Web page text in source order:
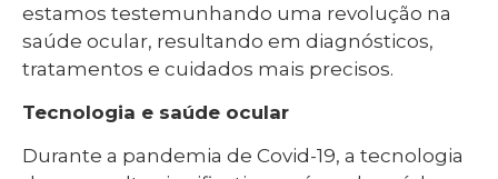
estamos testemunhando uma revolução na
saúde ocular, resultando em diagnósticos,
tratamentos e cuidados mais precisos.
Tecnologia e saúde ocular
Durante a pandemia de Covid-19, a tecnologia